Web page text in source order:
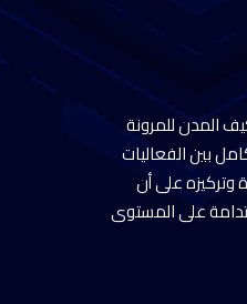
في الأقصر عام 2021 كان يدور حول تكيف المدن للمرونة
بين الفعاليات
القاهرة وتركيزه على أن
على المستوى